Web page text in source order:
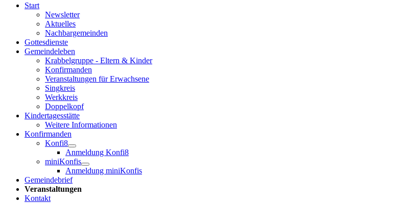
Start
Newsletter
Aktuelles
Nachbargemeinden
Gottesdienste
Gemeindeleben
Krabbelgruppe - Eltern & Kinder
Konfirmanden
Veranstaltungen für Erwachsene
Singkreis
Werkkreis
Doppelkopf
Kindertagesstätte
Weitere Informationen
Konfirmanden
Konfi8
Anmeldung Konfi8
miniKonfis
Anmeldung miniKonfis
Gemeindebrief
Veranstaltungen
Kontakt